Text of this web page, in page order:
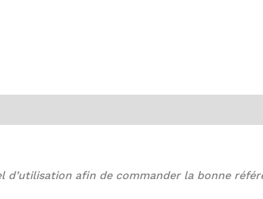
afin de commander la bonne